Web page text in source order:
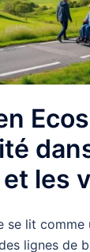
les
se lit comme
lignes de